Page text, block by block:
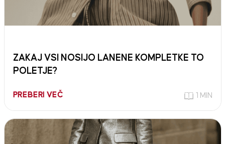
ZAKAJ VSI NOSIJO LANENE KOMPLETKE TO
POLETJE?
PREBERI VEČ 1 MIN